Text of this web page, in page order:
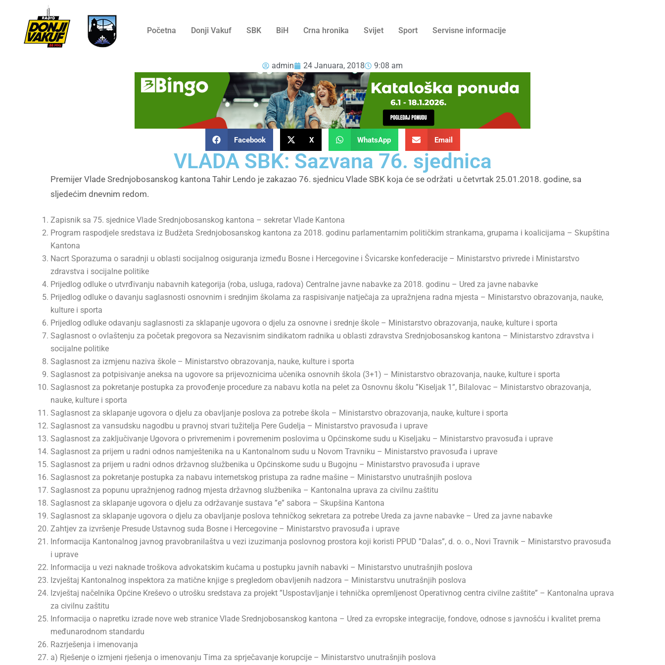
Početna Donji Vakuf SBK BiH Crna hronika Svijet Sport Servisne informacije
admin 24 Januara, 2018 9:08 am
Facebook X WhatsApp Email
VLADA SBK: Sazvana 76. sjednica
Premijer Vlade Srednjobosanskog kantona Tahir Lendo je zakazao 76. sjednicu Vlade SBK koja će se održati u četvrtak 25.01.2018. godine, sa
sljedećim dnevnim redom.
Zapisnik sa 75. sjednice Vlade Srednjobosanskog kantona – sekretar Vlade Kantona
Program raspodjele sredstava iz Budžeta Srednjobosanskog kantona za 2018. godinu parlamentarnim političkim strankama, grupama i koalicijama – Skupština
Kantona
Nacrt Sporazuma o saradnji u oblasti socijalnog osiguranja između Bosne i Hercegovine i Švicarske konfederacije – Ministarstvo privrede i Ministarstvo
zdravstva i socijalne politike
Prijedlog odluke o utvrđivanju nabavnih kategorija (roba, usluga, radova) Centralne javne nabavke za 2018. godinu – Ured za javne nabavke
Prijedlog odluke o davanju saglasnosti osnovnim i srednjim školama za raspisivanje natječaja za upražnjena radna mjesta – Ministarstvo obrazovanja, nauke,
kulture i sporta
Prijedlog odluke odavanju saglasnosti za sklapanje ugovora o djelu za osnovne i srednje škole – Ministarstvo obrazovanja, nauke, kulture i sporta
Saglasnost o ovlaštenju za početak pregovora sa Nezavisnim sindikatom radnika u oblasti zdravstva Srednjobosanskog kantona – Ministarstvo zdravstva i
socijalne politike
Saglasnost za izmjenu naziva škole – Ministarstvo obrazovanja, nauke, kulture i sporta
Saglasnost za potpisivanje aneksa na ugovore sa prijevoznicima učenika osnovnih škola (3+1) – Ministarstvo obrazovanja, nauke, kulture i sporta
Saglasnost za pokretanje postupka za provođenje procedure za nabavu kotla na pelet za Osnovnu školu ”Kiseljak 1”, Bilalovac – Ministarstvo obrazovanja,
nauke, kulture i sporta
Saglasnost za sklapanje ugovora o djelu za obavljanje poslova za potrebe škola – Ministarstvo obrazovanja, nauke, kulture i sporta
Saglasnost za vansudsku nagodbu u pravnoj stvari tužitelja Pere Gudelja – Ministarstvo pravosuđa i uprave
Saglasnost za zaključivanje Ugovora o privremenim i povremenim poslovima u Općinskome sudu u Kiseljaku – Ministarstvo pravosuđa i uprave
Saglasnost za prijem u radni odnos namještenika na u Kantonalnom sudu u Novom Travniku – Ministarstvo pravosuđa i uprave
Saglasnost za prijem u radni odnos državnog službenika u Općinskome sudu u Bugojnu – Ministarstvo pravosuđa i uprave
Saglasnost za pokretanje postupka za nabavu internetskog pristupa za radne mašine – Ministarstvo unutrašnjih poslova
Saglasnost za popunu upražnjenog radnog mjesta državnog službenika – Kantonalna uprava za civilnu zaštitu
Saglasnost za sklapanje ugovora o djelu za održavanje sustava ”e” sabora – Skupšina Kantona
Saglasnost za sklapanje ugovora o djelu za obavljanje poslova tehničkog sekretara za potrebe Ureda za javne nabavke – Ured za javne nabavke
Zahtjev za izvršenje Presude Ustavnog suda Bosne i Hercegovine – Ministarstvo pravosuđa i uprave
Informacija Kantonalnog javnog pravobranilaštva u vezi izuzimanja poslovnog prostora koji koristi PPUD ”Dalas”, d. o. o., Novi Travnik – Ministarstvo pravosuđa
i uprave
Informacija u vezi naknade troškova advokatskim kućama u postupku javnih nabavki – Ministarstvo unutrašnjih poslova
Izvještaj Kantonalnog inspektora za matične knjige s pregledom obavljenih nadzora – Ministarstvu unutrašnjih poslova
Izvještaj načelnika Općine Kreševo o utrošku sredstava za projekt ”Uspostavljanje i tehnička opremljenost Operativnog centra civilne zaštite” – Kantonalna uprava
za civilnu zaštitu
Informacija o napretku izrade nove web stranice Vlade Srednjobosanskog kantona – Ured za evropske integracije, fondove, odnose s javnošću i kvalitet prema
međunarodnom standardu
Razrješenja i imenovanja
a) Rješenje o izmjeni rješenja o imenovanju Tima za sprječavanje korupcije – Ministarstvo unutrašnjih poslova